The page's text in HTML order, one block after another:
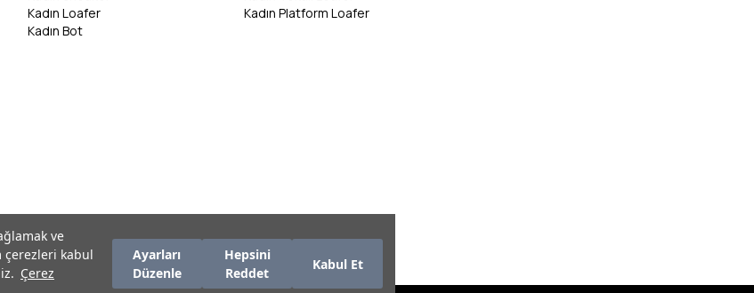
ve
çerezleri kabul
Çerez
Ayarları
Düzenle
Hepsini
Reddet
Kabul Et
Kadın Loafer
Kadın Bot
Kadın Platform Loafer